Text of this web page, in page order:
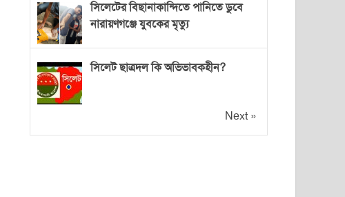
সিলেটের বিছানাকান্দিতে পানিতে ডুবে
নারায়ণগঞ্জে যুবকের মৃত্যু
সিলেট ছাত্রদল কি অভিভাবকহীন?
Next »